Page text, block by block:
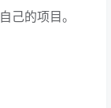
己的项目。